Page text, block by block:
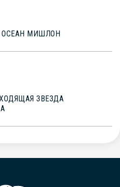
ОСЕАН МИШЛОН
ЗВЕЗДА